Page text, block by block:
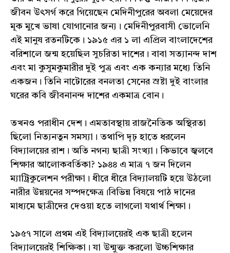
জীবন উৎসর্গ করে গিয়েছেন মেদিনীপুরের অবলা মেয়েদের
মূক মুখে ভাষা যোগানোর জন্য। মেদিনীপুরবাসী ভোলেনি
এই মানুষ রতনটিকে। ১৯১৫ এর ১ লা এপ্রিল বাংলাদেশের
বরিশালে জন্ম হয়েছিল সুচরিতা দাশের। বাবা সত্যানন্দ দাশ
এবং মা কুসুমকুমারীর দুই পুত্র এবং এক কন্যার মধ্যে তিনি
একজন। তিনি নাটোরের বনলতা সেনের স্রষ্টা দুই বাংলার
ঘরের কবি জীবনানন্দ দাশের একমাত্র বোন।
তখনও পরাধীন দেশ। এমতাবস্থায় রাজনৈতিক অস্থিরতা
ছিলো নিত্যনতুন সমস্যা। তথাপি দৃঢ় হাতে ধরলেন
বিদ্যালয়ের রাশ। অতি নগন্য ছাত্রী সংখ্যা। কিভাবে জ্বলবে
শিক্ষার আলোকবর্তিকা? ১৯৪৪ এ মাত্র ৭ জন দিলেন
ম্যাট্রিকুলেশন পরীক্ষা। ধীরে ধীরে বিদ্যালয়টি হয়ে উঠলো
নারীর উন্নয়নের সম্পদক্ষেত্র।বিভিন্ন বিষয়ে পাঠ দানের
মাধ্যমে ছাত্রীদের দেওয়া হতে লাগলো যথার্থ শিক্ষা।
১৯৫৭ সালে প্রথম এই বিদ্যালয়েরই এক ছাত্রী হলেন
বিদ্যালয়েরই শিক্ষিকা। যা উন্মুক্ত করলো উচ্চশিক্ষার